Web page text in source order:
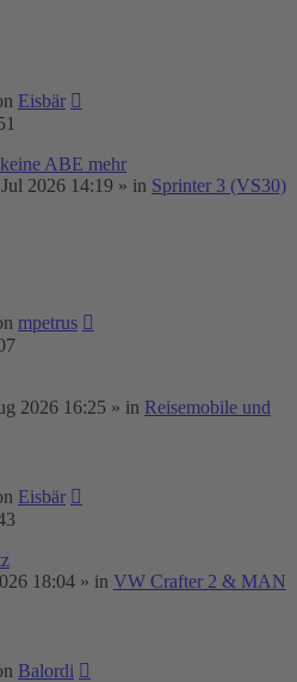
Eisbär
ABE mehr
2026 14:19 » in Sprinter 3 (VS30)
mpetrus
2026 16:25 » in Reisemobile und
Eisbär
18:04 » in VW Crafter 2 & MAN
Balordi